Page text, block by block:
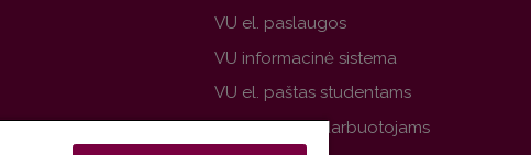
VU el. paslaugos
VU informacinė sistema
VU el. paštas studentams
VU el. paštas darbuotojams